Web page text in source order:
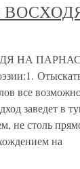
НА ПАРНАС
все
заведет в
не столь
на